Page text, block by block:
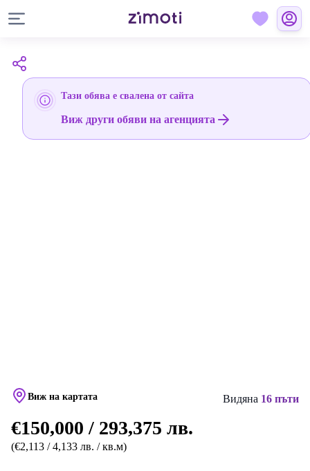
Тази обява е свалена от сайта
Виж други обяви на агенцията
Виж на картата Видяна 16 пъти
€150,000 / 293,375 лв.
(€2,113 / 4,133 лв. / кв.м)